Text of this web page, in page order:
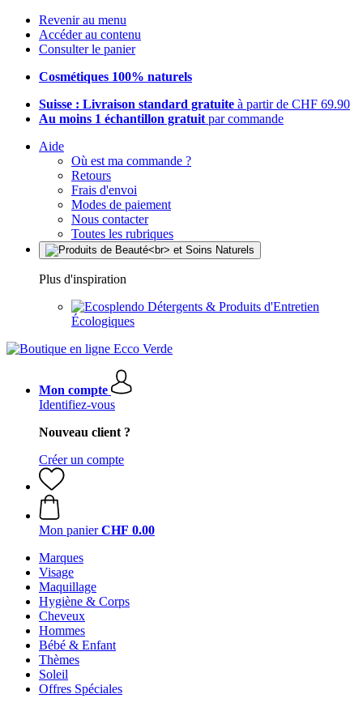
Revenir au menu
Accéder au contenu
Consulter le panier
Cosmétiques 100% naturels
Suisse : Livraison standard gratuite à partir de CHF 69.90
Au moins 1 échantillon gratuit par commande
Aide
Où est ma commande ?
Retours
Frais d'envoi
Modes de paiement
Nous contacter
Toutes les rubriques
Plus d'inspiration
Détergents & Produits d'Entretien
Écologiques
Mon compte
Identifiez-vous
Nouveau client ?
Créer un compte
Mon panier CHF 0.00
Marques
Visage
Maquillage
Hygiène & Corps
Cheveux
Hommes
Bébé & Enfant
Thèmes
Soleil
Offres Spéciales